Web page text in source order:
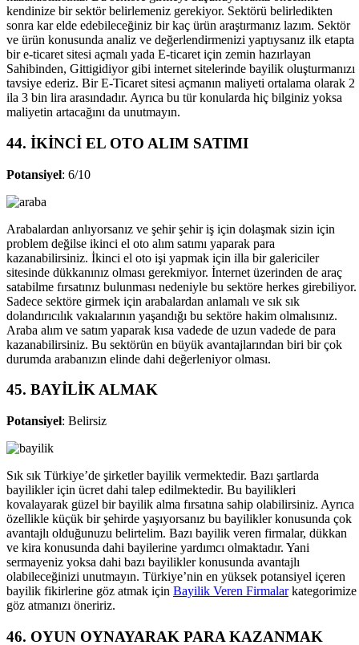
kendinize bir sektör belirlemeniz gerekiyor. Sektörü belirledikten
sonra kar elde edebileceğiniz bir kaç ürün araştırmanız lazım. Sektör
ve ürün konusunda analiz ve değerlendirmenizi yaptıysanız ilk etapta
bir e-ticaret sitesi açmalı yada E-ticaret için zemin hazırlayan
Sahibinden, Gittigidiyor gibi internet sitelerinde bayilik oluşturmanızı
tavsiye ederiz. Bir E-Ticaret sitesi açmanın maliyeti ortalama olarak 2
ila 3 bin lira arasındadır. Ayrıca bu tür konularda hiç bilginiz yoksa
maliyetin artacağını da unutmayın.
44. İKİNCİ EL OTO ALIM SATIMI
Potansiyel: 6/10
Arabalardan anlıyorsanız ve şehir şehir iş için dolaşmak sizin için
problem değilse ikinci el oto alım satımı yaparak para
kazanabilirsiniz. İkinci el oto işi yapmak için illa bir galericiler
sitesinde dükkanınız olması gerekmiyor. İnternet üzerinden de araç
satabilme fırsatınız bulunması nedeniyle bu sektöre herkes girebiliyor.
Sadece sektöre girmek için arabalardan anlamalı ve sık sık
dolandırıcılık vakıalarının yaşandığı bu sektöre hakim olmalısınız.
Araba alım ve satım yaparak kısa vadede de uzun vadede de para
kazanabilirsiniz. Bu sektörün en büyük avantajlarından biri bir çok
durumda arabanızın elinde dahi değerleniyor olması.
45. BAYİLİK ALMAK
Potansiyel: Belirsiz
Sık sık Türkiye’de şirketler bayilik vermektedir. Bazı şartlarda
bayilikler için ücret dahi talep edilmektedir. Bu bayilikleri
kovalayarak güzel bir bayilik alma fırsatına sahip olabilirsiniz. Ayrıca
özellikle küçük bir şehirde yaşıyorsanız bu bayilikler konusunda çok
avantajlı olduğunuzu belirtelim. Bazı bayilik veren firmalar, dükkan
ve kira konusunda dahi bayilerine yardımcı olmaktadır. Yani
sermayeniz yoksa dahi bazı bayilikler konusunda avantajlı
olabileceğinizi unutmayın. Türkiye’nin en yüksek potansiyel içeren
bayilik fikirlerine göz atmak için Bayilik Veren Firmalarkategorimize
göz atmanızı öneririz.
46. OYUN OYNAYARAK PARA KAZANMAK